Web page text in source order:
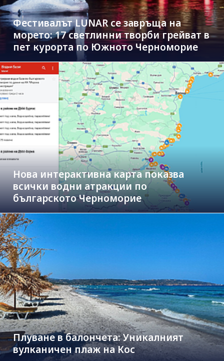
Фестивалът LUNAR се завръща на
морето: 17 светлинни творби грейват в
пет курорта по Южното Черноморие
Нова интерактивна карта показва
всички водни атракции по
българското Черноморие
Плуване в балончета: Уникалният
вулканичен плаж на Кос